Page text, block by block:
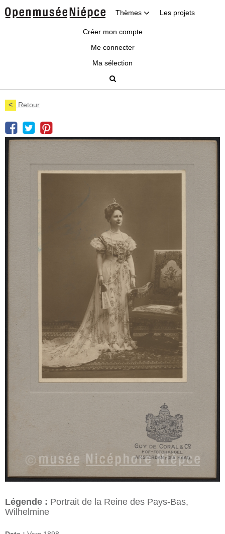
Thèmes Les projets
Créer mon compte
Me connecter
Ma sélection
< Retour
Légende : Portrait de la Reine des Pays-Bas,
Wilhelmine